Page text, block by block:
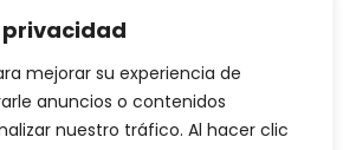
mejorar su experiencia de
anuncios o contenidos
nuestro tráfico. Al hacer clic